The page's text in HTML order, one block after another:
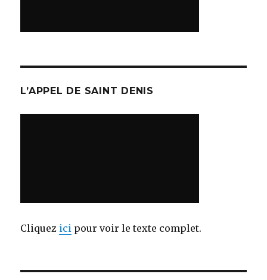
L’APPEL DE SAINT DENIS
Cliquez ici pour voir le texte complet.